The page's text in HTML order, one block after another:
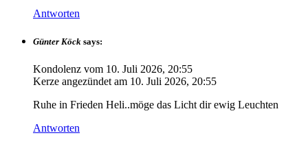
Antworten
Günter Köck says:
Kondolenz vom 10. Juli 2026, 20:55
Kerze angezündet am 10. Juli 2026, 20:55
Ruhe in Frieden Heli..möge das Licht dir ewig Leuchten
Antworten